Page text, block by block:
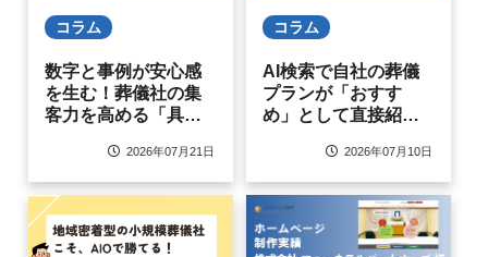
コラム
数字と事例が安心感
を生む！葬儀社の集
客力を高める「具体
2026年07月21日
コラム
AI検索で自社の葬儀
プランが「おすす
め」として直接紹介
2026年07月10日